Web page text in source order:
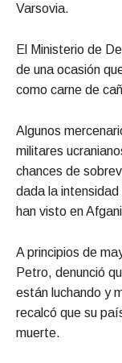
Varsovia.
El Ministerio de
de una ocasión
como carne de
Algunos
militares
chances de
dada la
han visto en
A principios de
Petro, denunció
están luchando y
recalcó que su
muerte.